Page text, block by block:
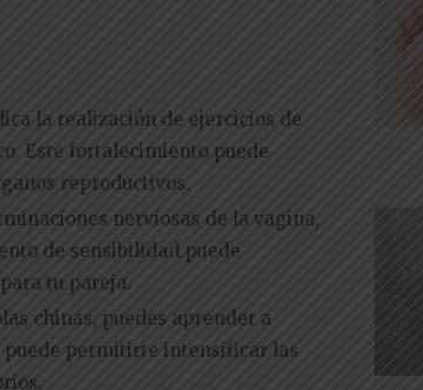
la realización de ejercicios de
Este fortalecimiento puede
reproductivos.
nerviosas de la vagina,
de sensibilidad puede
tu pareja.
chinas, puedes aprender a
puede permitirte intensificar las